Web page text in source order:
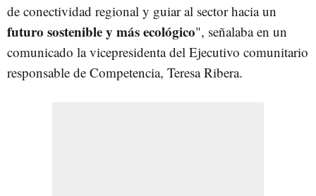
de conectividad regional y guiar al sector hacia un
futuro sostenible y más ecológico", señalaba en un
comunicado la vicepresidenta del Ejecutivo comunitario
responsable de Competencia, Teresa Ribera.